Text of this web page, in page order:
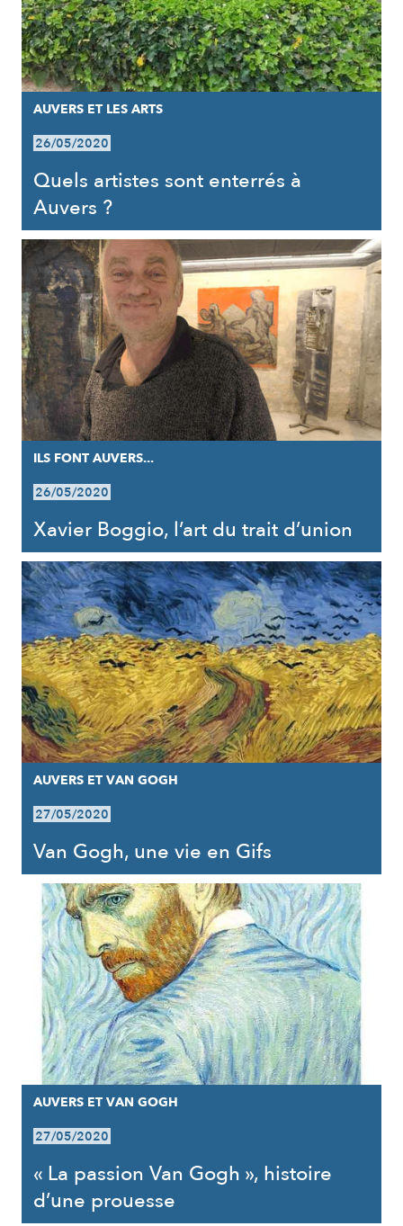
AUVERS ET LES ARTS
26/05/2020
Quels artistes sont enterrés à
Auvers ?
ILS FONT AUVERS...
26/05/2020
Xavier Boggio, l’art du trait d’union
AUVERS ET VAN GOGH
27/05/2020
Van Gogh, une vie en Gifs
AUVERS ET VAN GOGH
27/05/2020
« La passion Van Gogh », histoire
d’une prouesse